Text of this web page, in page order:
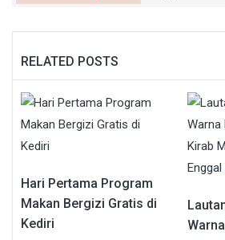
RELATED POSTS
Hari Pertama Program
Makan Bergizi Gratis di
Kediri